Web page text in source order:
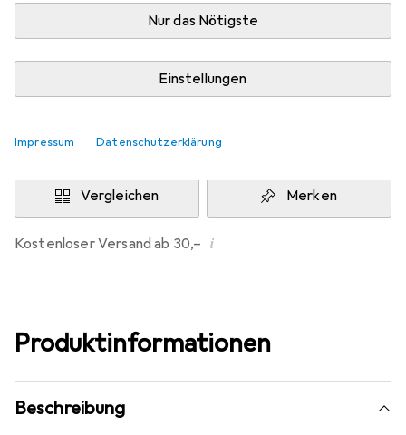
Nur das Nötigste
Einstellungen
Impressum Datenschutzerklärung
Mehr als 10 Stück an Lager beim Drittanbieter
Lieferort angeben für genaue Lieferzeit
MyCoolCaseFR
In den Warenkorb
Vergleichen Merken
Kostenloser Versand ab 30,– i
Produktinformationen
Beschreibung